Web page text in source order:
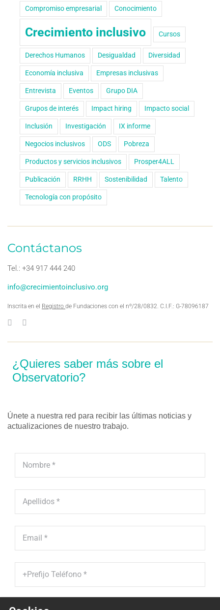
Compromiso empresarial Conocimiento
Crecimiento inclusivo Cursos
Derechos Humanos Desigualdad Diversidad
Economía inclusiva Empresas inclusivas
Entrevista Eventos Grupo DIA
Grupos de interés Impact hiring Impacto social
Inclusión Investigación IX informe
Negocios inclusivos ODS Pobreza
Productos y servicios inclusivos Prosper4ALL
Publicación RRHH Sostenibilidad Talento
Tecnología con propósito
Contáctanos
Tel.: +34 917 444 240
info@crecimientoinclusivo.org
Inscrita en el Registro de Fundaciones con el nº/28/0832. C.I.F.: G-78096187
¿Quieres saber más sobre el
Observatorio?
Únete a nuestra red para recibir las últimas noticias y
actualizaciones de nuestro trabajo.